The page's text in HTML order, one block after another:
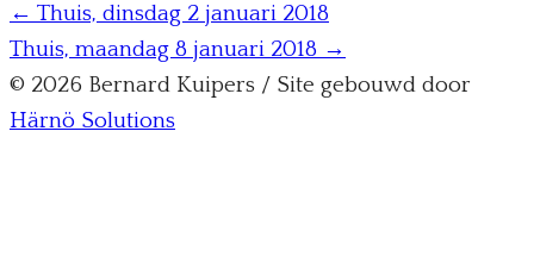
← Thuis, dinsdag 2 januari 2018
Thuis, maandag 8 januari 2018 →
© 2026 Bernard Kuipers / Site gebouwd door
Härnö Solutions